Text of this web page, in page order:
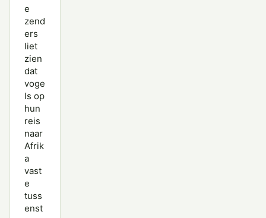
e
zend
ers
liet
zien
dat
voge
ls op
hun
reis
naar
Afrik
a
vast
e
tuss
enst